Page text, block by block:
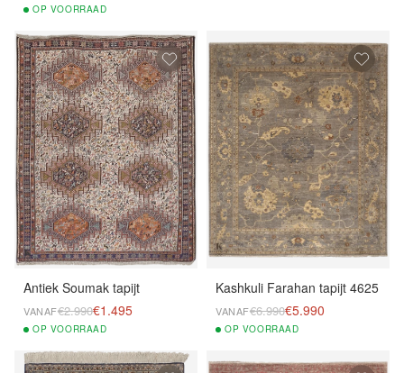
OP VOORRAAD
Antiek Soumak tapijt
VANAF€2.990€1.495
OP VOORRAAD
Kashkuli Farahan tapijt 4625
VANAF€6.990€5.990
OP VOORRAAD